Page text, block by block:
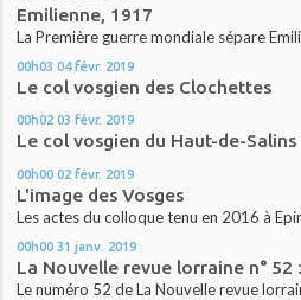
Emilienne, 1917
La Première guerre mondiale sépare
00h03 04 févr. 2019
Le col vosgien des Clochettes
00h02 03 févr. 2019
Le col vosgien du Haut-de-Salins
00h00 02 févr. 2019
L'image des Vosges
Les actes du colloque tenu en 2016 à
00h00 31 janv. 2019
La Nouvelle revue lorraine n° 52
Le numéro 52 de La Nouvelle revue